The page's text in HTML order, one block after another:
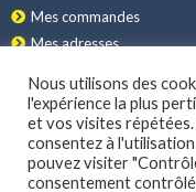
Mes commandes
Mes adresses
Les applications
Nos conditions de
La livraison
Nous utilisons des
l'expérience la plus
et vos visites
consentez à
pouvez visiter
consentement